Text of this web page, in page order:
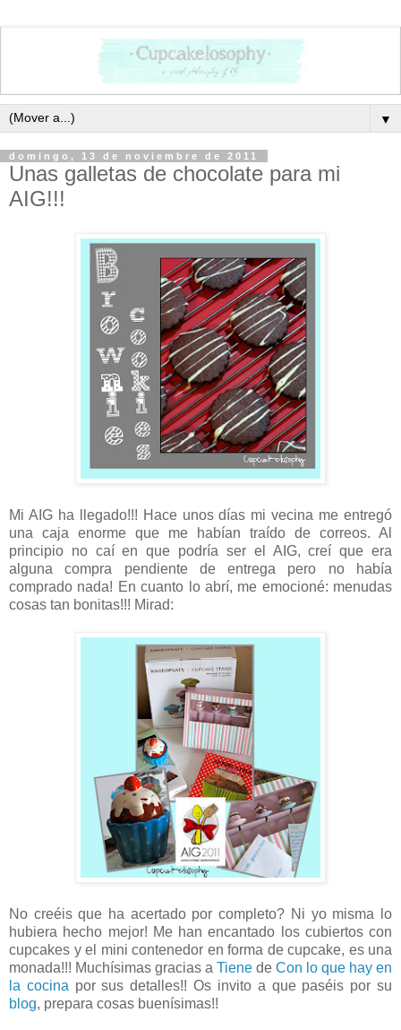
▼
domingo, 13 de noviembre de 2011
Unas galletas de chocolate para mi
AIG!!!
Mi AIG ha llegado!!! Hace unos días mi vecina me entregó
una caja enorme que me habían traído de correos. Al
principio no caí en que podría ser el AIG, creí que era
alguna compra pendiente de entrega pero no había
comprado nada! En cuanto lo abrí, me emocioné: menudas
cosas tan bonitas!!! Mirad:
No creéis que ha acertado por completo? Ni yo misma lo
hubiera hecho mejor! Me han encantado los cubiertos con
cupcakes y el mini contenedor en forma de cupcake, es una
monada!!! Muchísimas gracias a Tiene de Con lo que hay en
la cocina por sus detalles!! Os invito a que paséis por su
blog, prepara cosas buenísimas!!